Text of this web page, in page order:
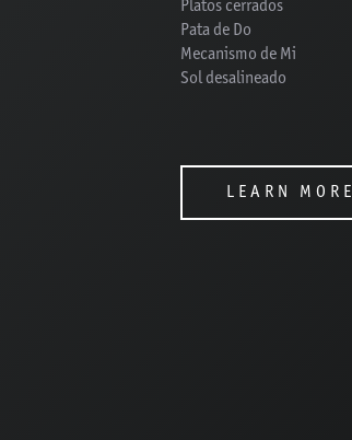
Platos cerrados
Pata de Do
Mecanismo de Mi
Sol desalineado
LEARN MORE